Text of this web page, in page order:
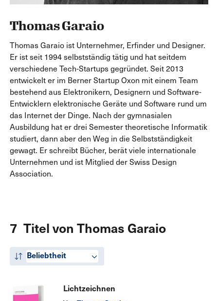
Thomas Garaio
Thomas Garaio ist Unternehmer, Erfinder und Designer.
Er ist seit 1994 selbstständig tätig und hat seitdem
verschiedene Tech-Startups gegründet. Seit 2013
entwickelt er im Berner Startup Oxon mit einem Team
bestehend aus Elektronikern, Designern und Software-
Entwicklern elektronische Geräte und Software rund um
das Internet der Dinge. Nach der gymnasialen
Ausbildung hat er drei Semester theoretische Informatik
studiert, dann aber den Weg in die Selbstständigkeit
gewagt. Er schreibt Bücher, berät viele internationale
Unternehmen und ist Mitglied der Swiss Design
Association.
7 Titel von Thomas Garaio
Beliebtheit
Lichtzeichnen